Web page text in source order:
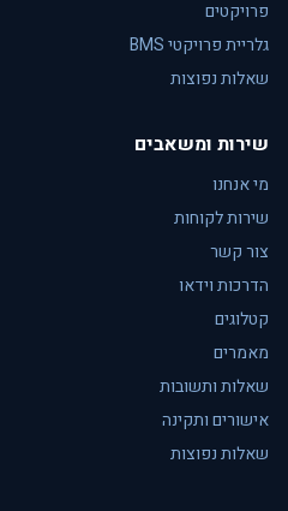
פרויקטים
גלריית פרויקטי BMS
שאלות נפוצות
שירות ומשאבים
מי אנחנו
שירות לקוחות
צור קשר
הדרכות וידאו
קטלוגים
מאמרים
שאלות ותשובות
אישורים ותקינה
שאלות נפוצות